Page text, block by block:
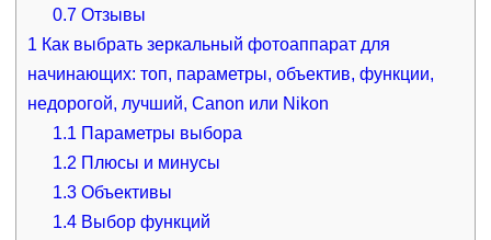
0.7 Отзывы
1 Как выбрать зеркальный фотоаппарат для
начинающих: топ, параметры, объектив, функции,
недорогой, лучший, Canon или Nikon
1.1 Параметры выбора
1.2 Плюсы и минусы
1.3 Объективы
1.4 Выбор функций